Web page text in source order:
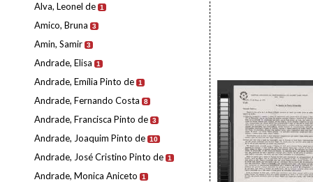
Alva, Leonel de 1
Amico, Bruna 3
Amin, Samir 3
Andrade, Elisa 1
Andrade, Emília Pinto de 1
Andrade, Fernando Costa 8
Andrade, Francisca Pinto de 3
Andrade, Joaquim Pinto de 10
Andrade, José Cristino Pinto de 1
Andrade, Monica Aniceto 1